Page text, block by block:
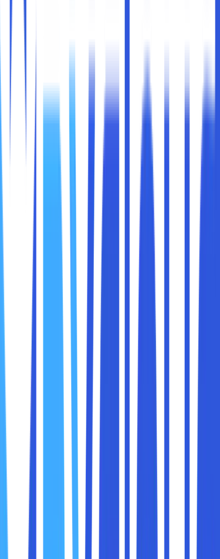
aplikasi di ponsel? Tentunya di dalam hal privasi data,
aplikasi ponsel pintar sepertinya sangat sulit untuk
Namun sayangnya, tidak ada cara untuk mengetahui
secara langsung jika ada aplikasi yang melacak kita.
Bahkan, di saat Sobat maxcloud mengatakan berhenti dan
Ada beberapa cara untuk menemukan dan menghapus
nutrition label” di iOS 14 yang memungkinkan kita bisa
melindungi privasi data dan meningkatkan keamanan
Ada 7 hal keamanan aplikasi yang harus Sobat maxcloud
perhatikan, yaitu :
Kata sandi terkuat merupakan karakter string acak.
Serangkaian huruf, angka dan simbol tanpa urutan tertentu
diingat.
Di sinilah aplikasi pengelola kata sandi sangat berguna.